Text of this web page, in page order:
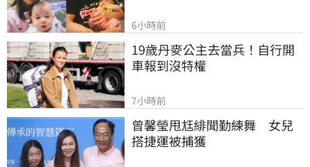
6小時前
19歲丹麥公主去當兵！自行開
車報到沒特權
7小時前
曾馨瑩甩尪緋聞勤練舞　女兒
搭捷運被捕獲